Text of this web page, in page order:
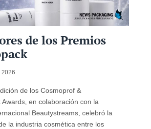
de los Premios
2026
de los Cosmoprof &
Awards, en colaboración con la
Beautystreams, celebró la
la industria cosmética entre los